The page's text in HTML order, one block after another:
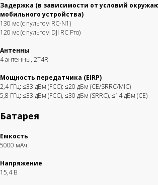
Задержка (в зависимости от условий
мобильного устройства)
130 мс (с пультом RC-N1)
120 мс (с пультом DJI RC Pro)
Антенны
4 антенны, 2T4R
Мощность передатчика (EIRP)
2,4 ГГц: ≤33 дБм (FCC); ≤20 дБм (CE/SRRC/MIC)
5,8 ГГц: ≤33 дБм (FCC), ≤30 дБм (SRRC), ≤14 дБм (CE)
Батарея
Емкость
5000 мАч
Напряжение
15,4 В